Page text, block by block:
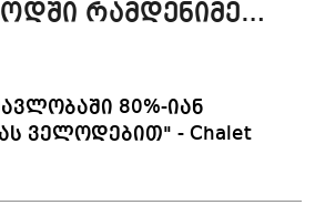
რამდენიმე
80%-იან
ველოდებით" - Chalet